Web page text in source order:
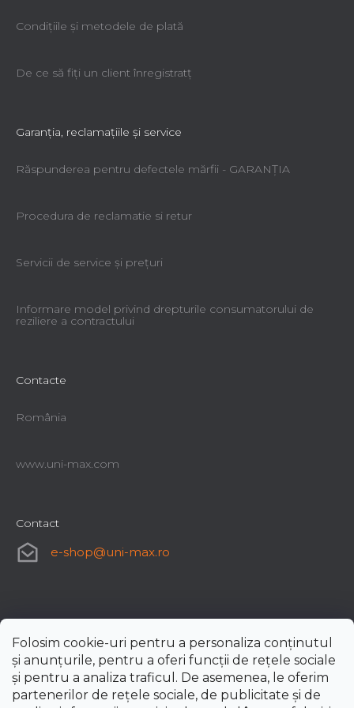
Folosim cookie-uri pentru a personaliza conținutul
și anunțurile, pentru a oferi funcții de rețele sociale
și pentru a analiza traficul. De asemenea, le oferim
partenerilor de rețele sociale, de publicitate și de
Condiţiile şi metodele de plată
De ce să fiţi un client înregistratţ
Garanţia, reclamaţiile şi service
Răspunderea pentru defectele mărfii - GARANŢIA
Procedura de reclamatie si retur
Servicii de service şi preţuri
Informare model privind drepturile consumatorului de
reziliere a contractului
Contacte
România
www.uni-max.com
Contact
e-shop@uni-max.ro